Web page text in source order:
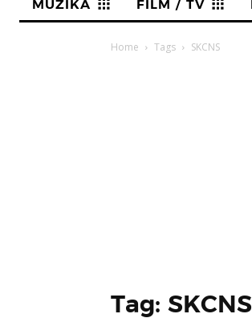
MUZIKA FILM / TV
Home Tags SKCNS
Tag: SKCNS